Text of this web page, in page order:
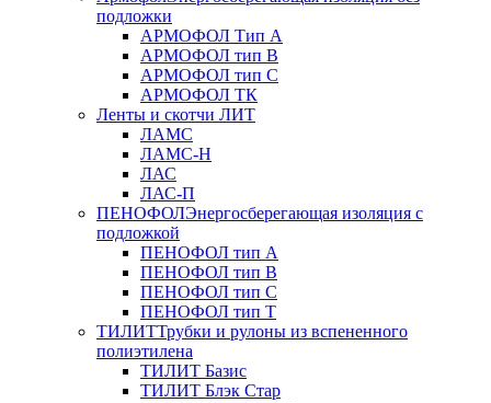
подложки
АРМОФОЛ Тип А
АРМОФОЛ тип В
АРМОФОЛ тип C
АРМОФОЛ ТК
Ленты и скотчи ЛИТ
ЛАМС
ЛАМС-Н
ЛАС
ЛАС-П
ПЕНОФОЛЭнергосберегающая изоляция с
подложкой
ПЕНОФОЛ тип А
ПЕНОФОЛ тип B
ПЕНОФОЛ тип C
ПЕНОФОЛ тип T
ТИЛИТТрубки и рулоны из вспененного
полиэтилена
ТИЛИТ Базис
ТИЛИТ Блэк Стар